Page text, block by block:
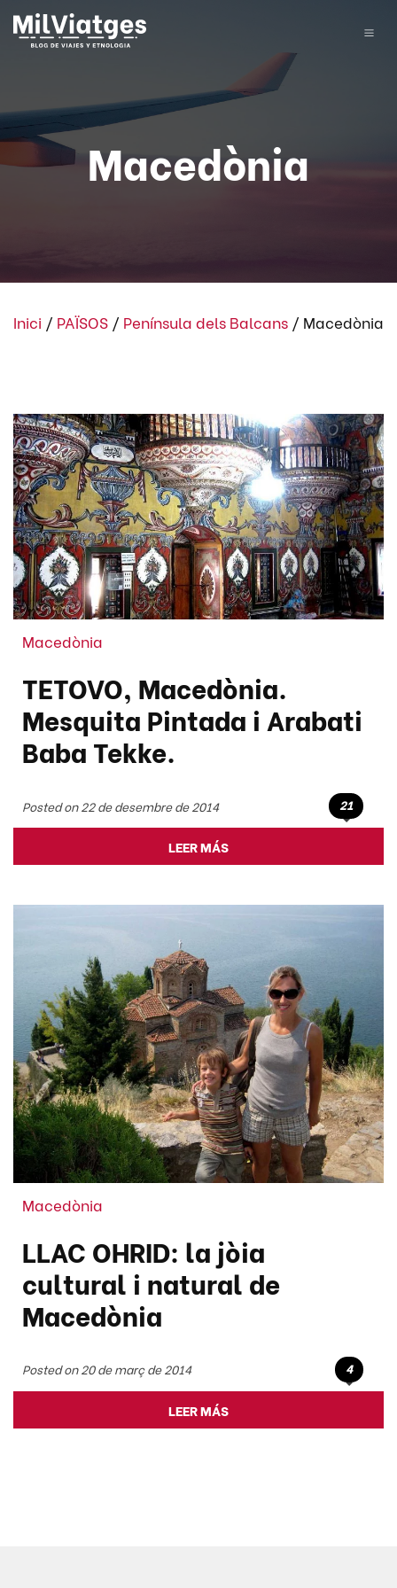
Macedònia
Inici / PAÏSOS / Península dels Balcans / Macedònia
Macedònia
TETOVO, Macedònia.
Mesquita Pintada i Arabati
Baba Tekke.
Posted on 22 de desembre de 2014 21
LEER MÁS
Macedònia
LLAC OHRID: la jòia
cultural i natural de
Macedònia
Posted on 20 de març de 2014 4
LEER MÁS